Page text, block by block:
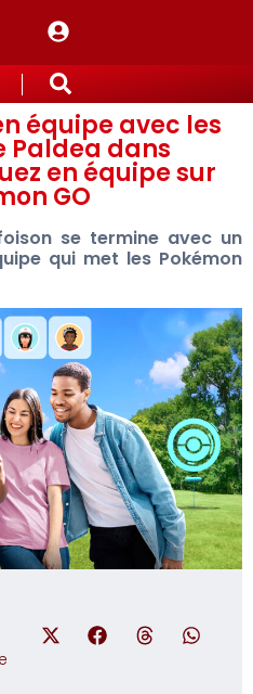
équipe avec les
Paldea dans
en équipe sur
GO
se termine avec un
qui met les Pokémon